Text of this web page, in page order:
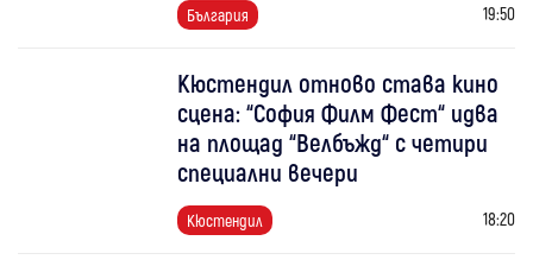
България 19:50
Кюстендил отново става кино
сцена: “София Филм Фест“ идва
на площад “Велбъжд“ с четири
специални вечери
Кюстендил 18:20